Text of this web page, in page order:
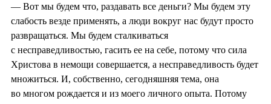
— Вот мы будем что, раздавать все деньги? Мы будем эту
слабость везде применять, а люди вокруг нас будут просто
развращаться. Мы будем сталкиваться
с несправедливостью, гасить ее на себе, потому что сила
Христова в немощи совершается, а несправедливость будет
множиться. И, собственно, сегодняшняя тема, она
во многом рождается и из моего личного опыта. Потому